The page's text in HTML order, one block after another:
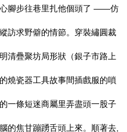
腳步往巷里扎他個頭了 ——仿
訪求野僻的情節。穿裝繡圓裁
清疊聚坊局形狀（銀子市路上
燒瓷器工具故事間插戲服的嗩
一條短迷商屬里弄盡頭一股子
的焦甘蹦踴舌頭上來。順著去,